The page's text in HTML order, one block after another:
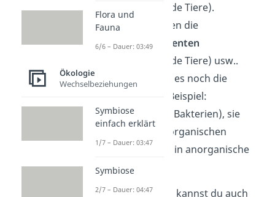
(fleischfressende Tiere).
Danach kommen die
Tertiärkonsumenten
(fleischfressende Tiere) usw..
Außerdem gibt es noch die
(Beispiel:
Regenwürmer, Bakterien), sie
zersetzen alle organischen
Abfallprodukte in anorganische
Bestandteile.
Die Trophieebenen kannst du auch
Flora und
Fauna
6/6 – Dauer: 03:49
Ökologie
Wechselbeziehungen
Symbiose
einfach erklärt
1/7 – Dauer: 03:47
Symbiose
2/7 – Dauer: 04:47